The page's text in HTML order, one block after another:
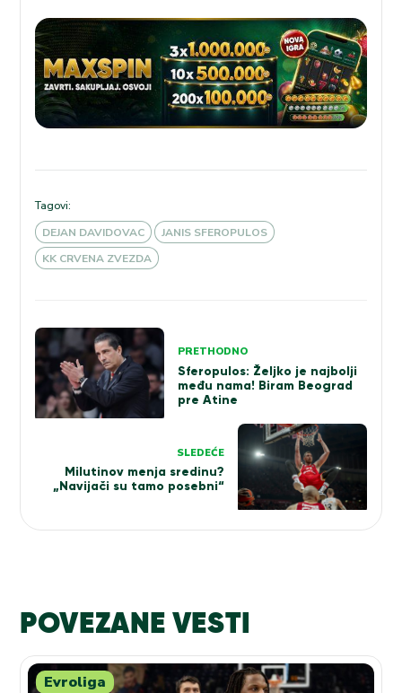
Tagovi:
DEJAN DAVIDOVAC
JANIS SFEROPULOS
KK CRVENA ZVEZDA
Kretanje
članka
PRETHODNO
Sferopulos: Željko je najbolji
među nama! Biram Beograd
pre Atine
SLEDEĆE
Milutinov menja sredinu?
„Navijači su tamo posebni“
POVEZANE VESTI
Evroliga